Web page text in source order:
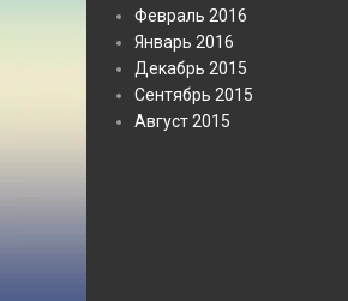
Февраль 2016
Январь 2016
Декабрь 2015
Сентябрь 2015
Август 2015